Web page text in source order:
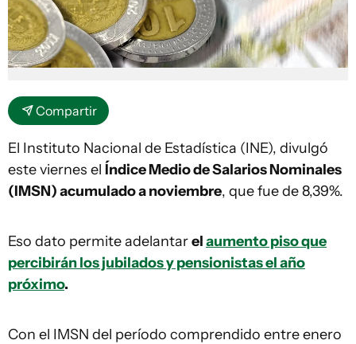
Compartir
El Instituto Nacional de Estadística (INE), divulgó
este viernes el Índice Medio de Salarios Nominales
(IMSN) acumulado a noviembre, que fue de 8,39%.
Eso dato permite adelantarelaumento piso que
percibirán los jubilados y pensionistas el año
próximo.
Con el IMSN del período comprendido entre enero